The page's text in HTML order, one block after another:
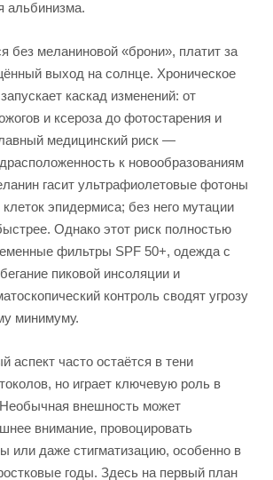
альбинизма.
без меланиновой «брони», платит за
выход на солнце. Хроническое
каскад изменений: от
и ксероза до фотостарения и
медицинский риск —
к новообразованиям
гасит ультрафиолетовые фотоны
эпидермиса; без него мутации
Однако этот риск полностью
фильтры SPF 50+, одежда с
пиковой инсоляции и
контроль сводят угрозу
минимуму.
аспект часто остаётся в тени
но играет ключевую роль в
внешность может
внимание, провоцировать
или даже стигматизацию, особенно в
годы. Здесь на первый план